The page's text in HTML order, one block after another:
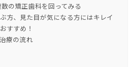
の矯正歯科を回ってみる
方、見た目が気になる方にはキレイ
すすめ！
療の流れ